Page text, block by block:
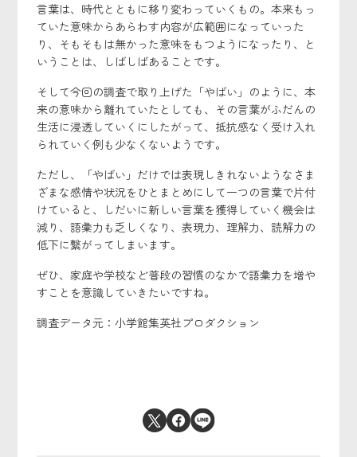
言葉は、時代とともに移り変わっていくもの。本来もっ
ていた意味からあらわす内容が広範囲になっていった
り、そもそもは無かった意味をもつようになったり、と
いうことは、しばしばあることです。
そして今回の調査で取り上げた「やばい」のように、本
来の意味から離れていたとしても、その言葉がふだんの
生活に浸透していくにしたがって、抵抗感なく受け入れ
られていく例も少なくないようです。
ただし、「やばい」だけでは表現しきれないようなさま
ざまな感情や状況をひとまとめにして一つの言葉で片付
けていると、しだいに新しい言葉を獲得していく機会は
減り、語彙力も乏しくなり、表現力、理解力、読解力の
低下に繋がってしまいます。
ぜひ、家庭や学校など普段の習慣のなかで語彙力を増や
すことを意識していきたいですね。
調査データ元：小学館集英社プロダクション